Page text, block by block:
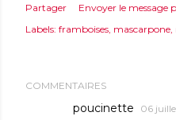
Partager
Envoyer le message
Labels: framboises mascarpone
COMMENTAIRES
poucinette 06